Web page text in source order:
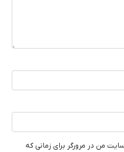
من در مرورگر برای زمانی که